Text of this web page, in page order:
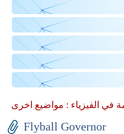
في الفيزياء :
Flyball Governor